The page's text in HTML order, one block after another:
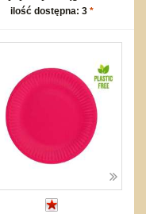
ilość dostępna: 3 *